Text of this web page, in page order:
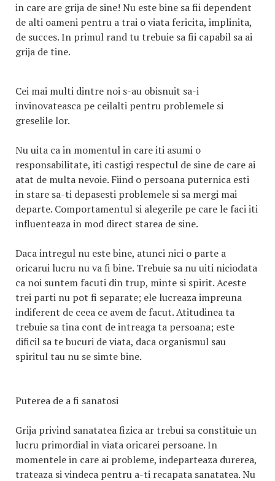
in care are grija de sine! Nu este bine sa fii dependent
de alti oameni pentru a trai o viata fericita, implinita,
de succes. In primul rand tu trebuie sa fii capabil sa ai
grija de tine.
Cei mai multi dintre noi s-au obisnuit sa-i
invinovateasca pe ceilalti pentru problemele si
greselile lor.
Nu uita ca in momentul in care iti asumi o
responsabilitate, iti castigi respectul de sine de care ai
atat de multa nevoie. Fiind o persoana puternica esti
in stare sa-ti depasesti problemele si sa mergi mai
departe. Comportamentul si alegerile pe care le faci iti
influenteaza in mod direct starea de sine.
Daca intregul nu este bine, atunci nici o parte a
oricarui lucru nu va fi bine. Trebuie sa nu uiti niciodata
ca noi suntem facuti din trup, minte si spirit. Aceste
trei parti nu pot fi separate; ele lucreaza impreuna
indiferent de ceea ce avem de facut. Atitudinea ta
trebuie sa tina cont de intreaga ta persoana; este
dificil sa te bucuri de viata, daca organismul sau
spiritul tau nu se simte bine.
Puterea de a fi sanatosi
Grija privind sanatatea fizica ar trebui sa constituie un
lucru primordial in viata oricarei persoane. In
momentele in care ai probleme, indeparteaza durerea,
trateaza si vindeca pentru a-ti recapata sanatatea. Nu